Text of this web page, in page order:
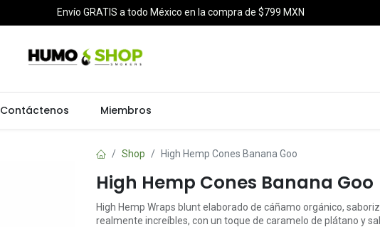
Envío GRATIS a todo México en la compra de $799 MXN
Contáctenos Miembros
Shop High Hemp Cones Banana Goo
High Hemp Cones Banana Goo
High Hemp Wraps blunt elaborado de cáñamo orgánico,
realmente increíbles, con un toque de caramelo de plátano y